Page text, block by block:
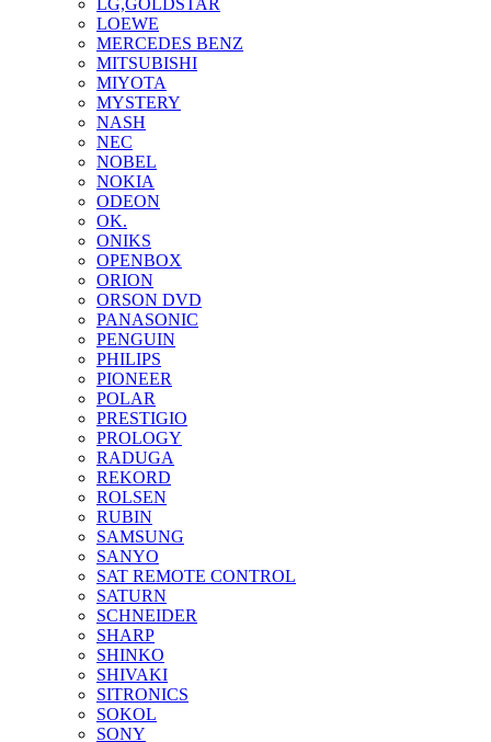
LG,GOLDSTAR
LOEWE
MERCEDES BENZ
MITSUBISHI
MIYOTA
MYSTERY
NASH
NEC
NOBEL
NOKIA
ODEON
OK.
ONIKS
OPENBOX
ORION
ORSON DVD
PANASONIC
PENGUIN
PHILIPS
PIONEER
POLAR
PRESTIGIO
PROLOGY
RADUGA
REKORD
ROLSEN
RUBIN
SAMSUNG
SANYO
SAT REMOTE CONTROL
SATURN
SCHNEIDER
SHARP
SHINKO
SHIVAKI
SITRONICS
SOKOL
SONY